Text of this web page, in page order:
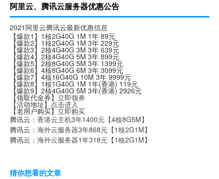
阿里云、腾讯云服务器优惠公告
2021阿里云腾讯云最新优惠信息
【爆款1】1核2G40G 1M 1年 89元
【爆款2】1核2G40G 1M 3年 229元
【爆款3】2核4G40G 3M 3年 639元
【爆款4】2核4G40G 5M 3年 899元
【爆款5】2核8G40G 5M 3年 1399元
【爆款6】4核8G40G 6M 3年 3099元
【爆款7】4核16G40G 10M 3年 9999元
【爆款8】1核1G40G 1M 1年(香港) 119元
【爆款9】2核4G40G 5M 3年(香港) 2926元
【领取代金券】 立即领券
【活动地址】 点击进入
【老用户购买】立即购买
腾讯云： 香港云主机3年1400元【4核8G5M】
腾讯云： 海外云服务器3年868元【1核2G1M】
腾讯云： 海外云服务器1年318元【1核2G1M】
猜你想看的文章